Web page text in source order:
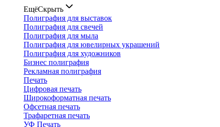
ЕщёСкрыть
Полиграфия для выставок
Полиграфия для свечей
Полиграфия для мыла
Полиграфия для ювелирных украшений
Полиграфия для художников
Бизнес полиграфия
Рекламная полиграфия
Печать
Цифровая печать
Широкоформатная печать
Офсетная печать
Трафаретная печать
УФ Печать